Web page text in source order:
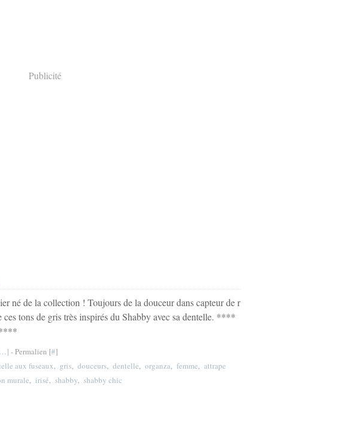
Publicité
né de la collection ! Toujours de la douceur dans capteur de r
ces tons de gris très inspirés du Shabby avec sa dentelle. ****
…] - Permalien [#]
aux fuseaux, gris, douceurs, dentelle, organza, femme, attrape
murale, irisé, shabby, shabby chic